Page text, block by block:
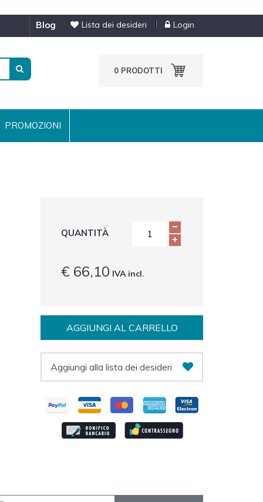
Lista dei desideri Login
blog
0 PRODOTTI
PROMOZIONI
QUANTITÀ
€ 66,10 IVA incl.
AGGIUNGI AL CARRELLO
Aggiungi alla lista dei desideri